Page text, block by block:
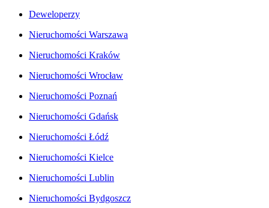
Deweloperzy
Nieruchomości Warszawa
Nieruchomości Kraków
Nieruchomości Wrocław
Nieruchomości Poznań
Nieruchomości Gdańsk
Nieruchomości Łódź
Nieruchomości Kielce
Nieruchomości Lublin
Nieruchomości Bydgoszcz